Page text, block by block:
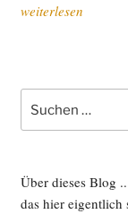
„Zwei­
ter
zum
Par­
tei“
weiterlesen
nach:
Über dieses Blog
das hier eigentlich